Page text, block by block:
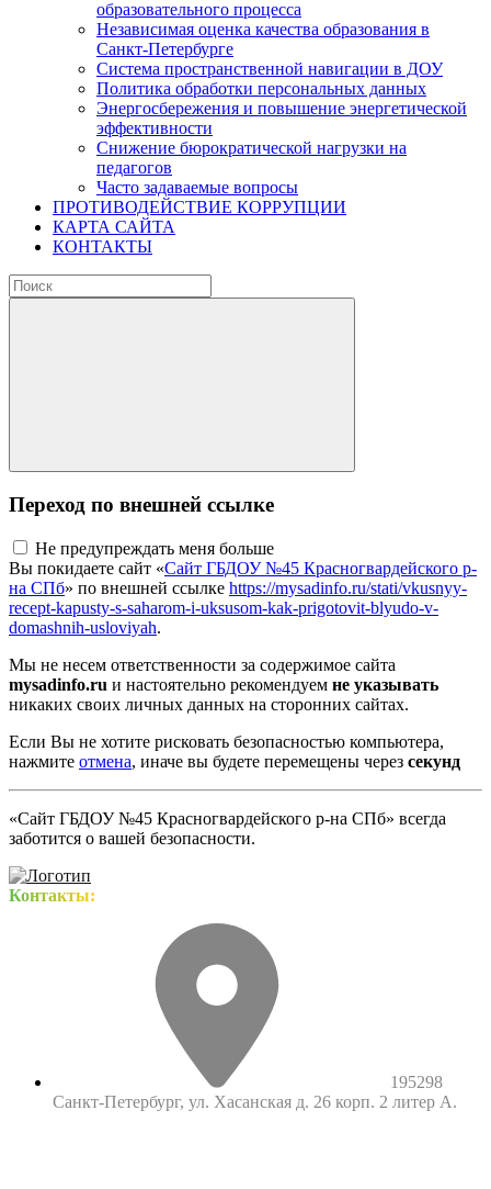
образовательного процесса
Независимая оценка качества образования в
Санкт-Петербурге
Система пространственной навигации в ДОУ
Политика обработки персональных данных
Энергосбережения и повышение энергетической
эффективности
Снижение бюрократической нагрузки на
педагогов
Часто задаваемые вопросы
ПРОТИВОДЕЙСТВИЕ КОРРУПЦИИ
КАРТА САЙТА
КОНТАКТЫ
Переход по внешней ссылке
Не предупреждать меня больше
Вы покидаете сайт «Сайт ГБДОУ №45 Красногвардейского р-
на СПб» по внешней ссылке https://mysadinfo.ru/stati/vkusnyy-
recept-kapusty-s-saharom-i-uksusom-kak-prigotovit-blyudo-v-
domashnih-usloviyah.
Мы не несем ответственности за содержимое сайта
mysadinfo.ru и настоятельно рекомендуем не указывать
никаких своих личных данных на сторонних сайтах.
Если Вы не хотите рисковать безопасностью компьютера,
нажмите отмена, иначе вы будете перемещены через секунд
«Сайт ГБДОУ №45 Красногвардейского р-на СПб» всегда
заботится о вашей безопасности.
Контакты:
195298
Санкт-Петербург, ул. Хасанская д. 26 корп. 2 литер А.